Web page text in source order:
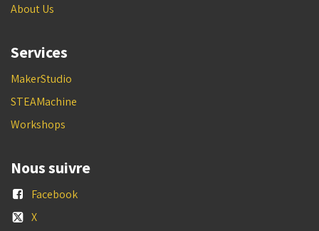
About Us
Services
MakerStudio
STEAMachine
Workshops
Nous suivre
Facebook
X